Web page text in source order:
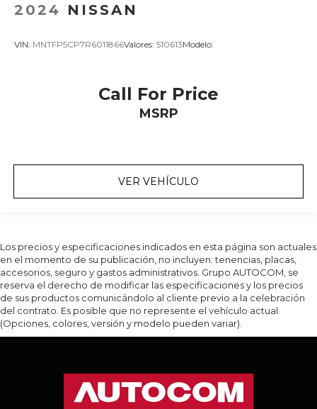
2024 NISSAN
VIN: MNTFP5CP7R6011866Valores: 510613Modelo:
Call For Price
MSRP
VER VEHÍCULO
Los precios y especificaciones indicados en esta página son actuales
en el momento de su publicación, no incluyen: tenencias, placas,
accesorios, seguro y gastos administrativos. Grupo AUTOCOM, se
reserva el derecho de modificar las especificaciones y los precios
de sus productos comunicándolo al cliente previo a la celebración
del contrato. Es posible que no represente el vehículo actual.
(Opciones, colores, versión y modelo pueden variar).